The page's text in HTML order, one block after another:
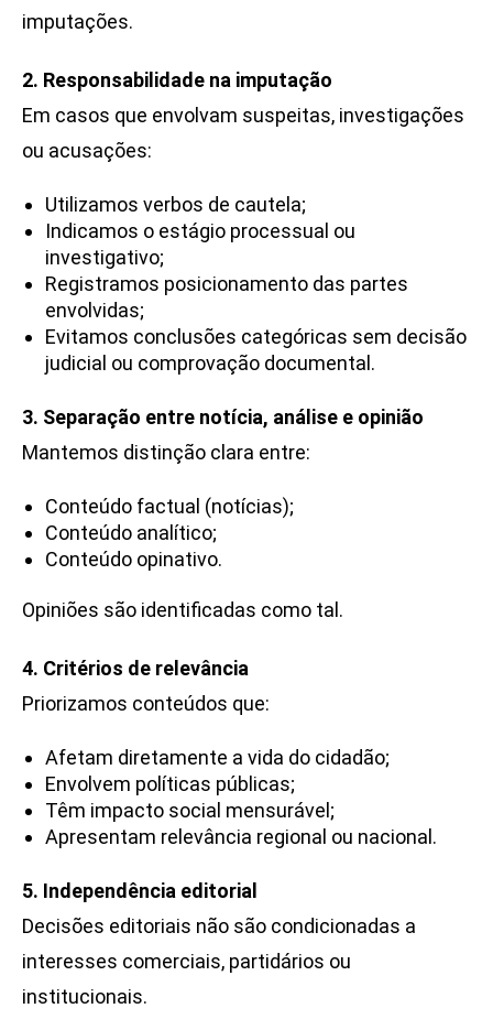
imputações.
2. Responsabilidade na imputação
Em casos que envolvam suspeitas, investigações
ou acusações:
Utilizamos verbos de cautela;
Indicamos o estágio processual ou
investigativo;
Registramos posicionamento das partes
envolvidas;
Evitamos conclusões categóricas sem decisão
judicial ou comprovação documental.
3. Separação entre notícia, análise e opinião
Mantemos distinção clara entre:
Conteúdo factual (notícias);
Conteúdo analítico;
Conteúdo opinativo.
Opiniões são identificadas como tal.
4. Critérios de relevância
Priorizamos conteúdos que:
Afetam diretamente a vida do cidadão;
Envolvem políticas públicas;
Têm impacto social mensurável;
Apresentam relevância regional ou nacional.
5. Independência editorial
Decisões editoriais não são condicionadas a
interesses comerciais, partidários ou
institucionais.